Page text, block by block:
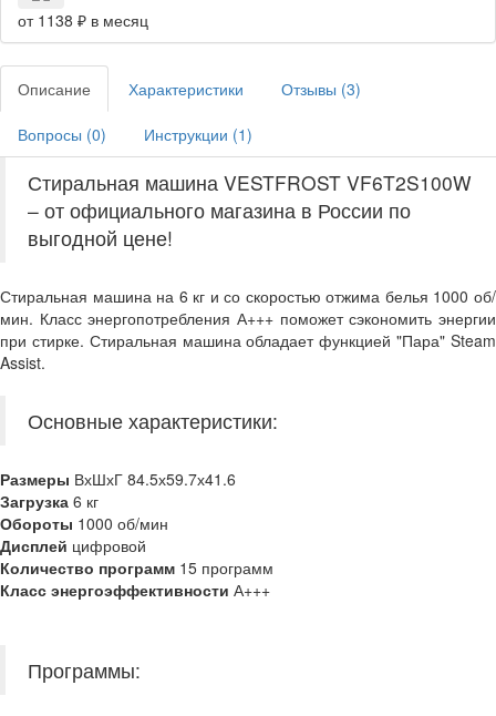
от 1138 ₽ в месяц
Описание Характеристики Отзывы (3)
Вопросы (0) Инструкции (1)
Стиральная машина VESTFROST VF6T2S100W
– от официального магазина в России по
выгодной цене!
Стиральная машина на 6 кг и со скоростью отжима белья 1000 об/
мин. Класс энергопотребления А+++ поможет сэкономить энергии
при стирке. Стиральная машина обладает функцией "Пара" Steam
Assist.
Основные характеристики:
Размеры ВхШхГ 84.5х59.7х41.6
Загрузка 6 кг
Обороты 1000 об/мин
Дисплей цифровой
Количество программ 15 программ
Класс энергоэффективности А+++
Программы: